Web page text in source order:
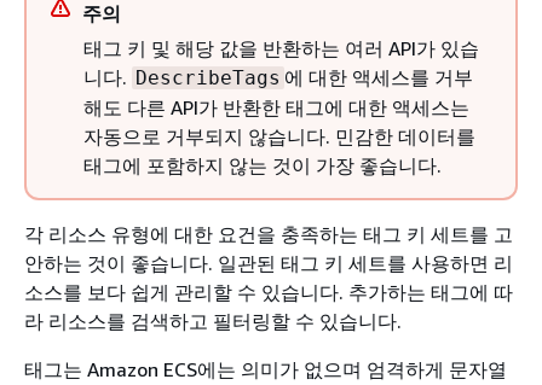
주의
태그 키 및 해당 값을 반환하는 여러 API가 있습
니다. DescribeTags 에 대한 액세스를 거부
해도 다른 API가 반환한 태그에 대한 액세스는
자동으로 거부되지 않습니다. 민감한 데이터를
태그에 포함하지 않는 것이 가장 좋습니다.
각 리소스 유형에 대한 요건을 충족하는 태그 키 세트를 고
안하는 것이 좋습니다. 일관된 태그 키 세트를 사용하면 리
소스를 보다 쉽게 관리할 수 있습니다. 추가하는 태그에 따
라 리소스를 검색하고 필터링할 수 있습니다.
태그는 Amazon ECS에는 의미가 없으며 엄격하게 문자열